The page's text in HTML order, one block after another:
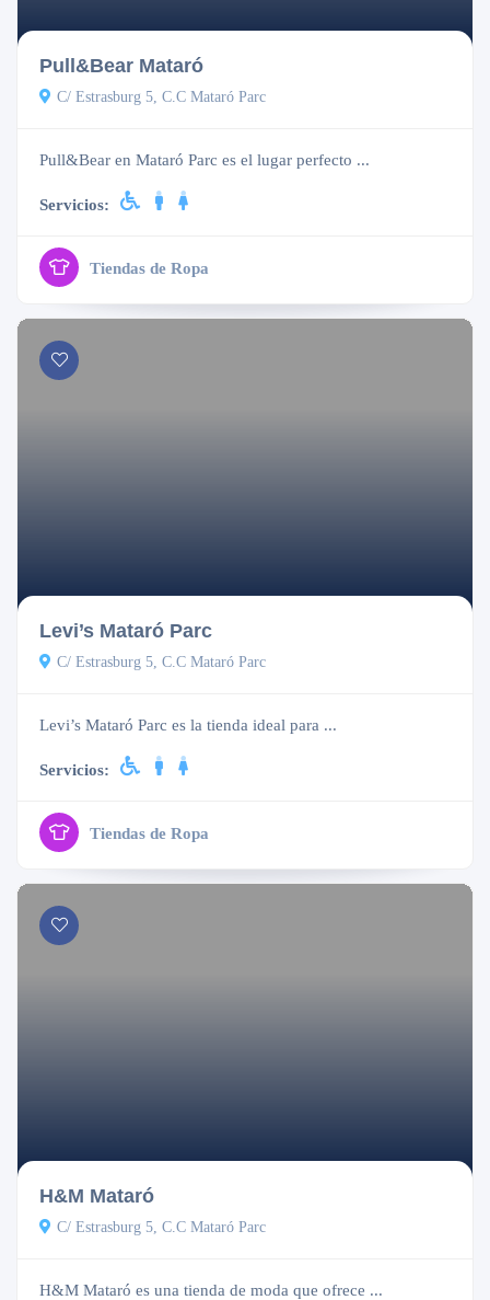
Pull&Bear Mataró
C/ Estrasburg 5, C.C Mataró Parc
Pull&Bear en Mataró Parc es el lugar perfecto ...
Servicios:
Tiendas de Ropa
Levi’s Mataró Parc
C/ Estrasburg 5, C.C Mataró Parc
Levi’s Mataró Parc es la tienda ideal para ...
Servicios:
Tiendas de Ropa
H&M Mataró
C/ Estrasburg 5, C.C Mataró Parc
H&M Mataró es una tienda de moda que ofrece ...